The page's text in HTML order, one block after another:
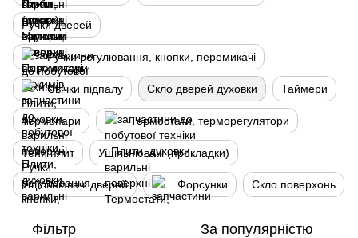
Ручки дверей
Ручки регулювання, кнопки, перемикачі
Свічки підпалу Скло дверей духовки Таймери
Термопари Термостати, терморегулятори
Тени плит Ущільнювачі (прокладки)
Ущільнювачі дверей Форсунки Скло поверхонь
Фільтр За популярністю